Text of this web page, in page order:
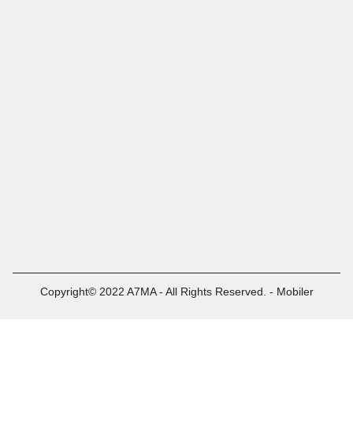
Copyright© 2022 A7MA - All Rights Reserved. - Mobiler